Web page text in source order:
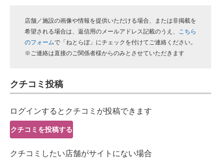
企業ITのトレンドを詳説
経営リーダーのコミュニティ
ITエンジニア向け専門サイト
企業向けIT製品の総合サイト
IT製品の技術・比較・事例
製造業のIT導入・活用を支援
店舗／施設の画像や情報を提供いただける場合、または非掲載を
希望される場合は、返信用のメールアドレス記載のうえ、 こちら
のフォームで「ねとらぼ」にチェックを付けてご連絡ください。
※ご連絡は直接のご関係者様からのみとさせていただきます
クチコミ投稿
ログインするとクチコミが投稿できます
クチコミを投稿する
クチコミしたい店舗がサイトにない場合